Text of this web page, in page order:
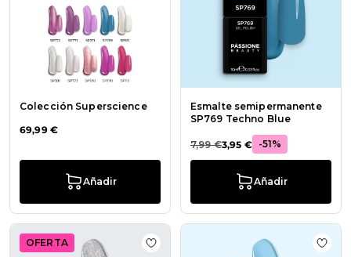
Colección Superscience
69,99 €
Añadir
Esmalte semipermanente
SP769 Techno Blue
7,99 €3,95 € -51%
Añadir
OFERTA Añadir a la lista de deseos Esmalte